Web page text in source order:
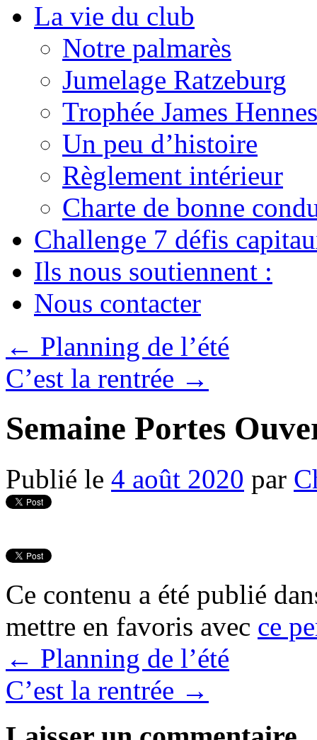
La vie du club
Notre palmarès
Jumelage Ratzeburg
Trophée James
Un peu d’histoire
Règlement intérieur
Charte de bonne
Challenge 7 défis
Ils nous soutiennent :
Nous contacter
← Planning de l’été
C’est la rentrée →
Semaine Portes
Publié le 4 août 2020 par
Ce contenu a été publié
mettre en favoris avec ce
← Planning de l’été
C’est la rentrée →